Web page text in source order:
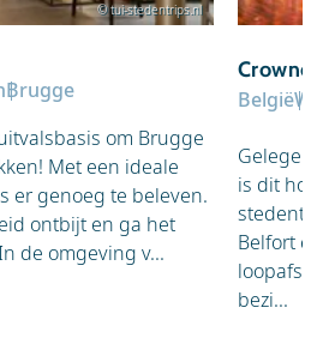
© tui-stedentrips.nl
Brugge
om Brugge
Met een ideale
er genoeg te beleven.
ontbijt en ga het
de omgeving v...
België
is dit
Belfort
bezi...